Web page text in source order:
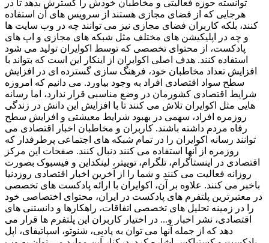
توانسته حوزه فعالیتی و مخاطبان خودش را گسترش بدهد تا در
هرجایی که از فضای مجازی هستند از سرویس های آن استفاده
کنند، بلکه کاربران فضای مجازی نیز می توانند چه در وب سایت ها
و چه در اپلیکیشن های مختلف مثل شبکه های مجازی و اپ های
پادکست، از محتوای تخصصی که توسط اکوایران تولید می شود
استفاده کنند. هدف اصلی اکوایران از اینکار این است که بتواند با
افزایش تعداد مخاطبان خود، فرهنگ سازی گسترده ای در افزایش
سطح سواد اقتصادی افراد به وجود بیاورد. می دانیم که امروزه
شرایط اقتصادی کشورمان در وضع مناسبی قرار ندارد، اما رسانه
هایی مثل اکوایران تلاش می کنند تا با افزایش این دانش در زندگی
روزمره افراد، سهمی در بهبود شرایط معیشتی و افزایش سطح
رفاه مردم داشته باشند. کاربران و مخاطبان اخبار اقتصادی می
توانند رسانه اکوایران را در تمام شبکه های اجتماعی پرطرفدار که
روزمره از آنها استفاده می کنند دنبال کنند. صفحات این مرکز
اقتصادی در اینستاگرام، تلگرام، توییتر، لینکداین و فیسبوک بصورت
روزانه فعالیت می کنند و شما را از آخرین اخبار اقتصادی روزدنیا
باخبر می کنند. علاوه بر آن، اکوایران با ارائه پادکست های تخصصی
در معتبرترین پلتفرم های پادکست در ایران، محتوای اختصاصی خود
را در زمینه تحلیل های تخصصی اتفاقات، راهکارها و دانستنی های
اقتصادی، نشر اخبار و... در اختیار کاربران این پلتفرم ها قرار می
دهد که از جمله آنها می توان به پادبِی، شنوتو، اسپاتیفای، اپل